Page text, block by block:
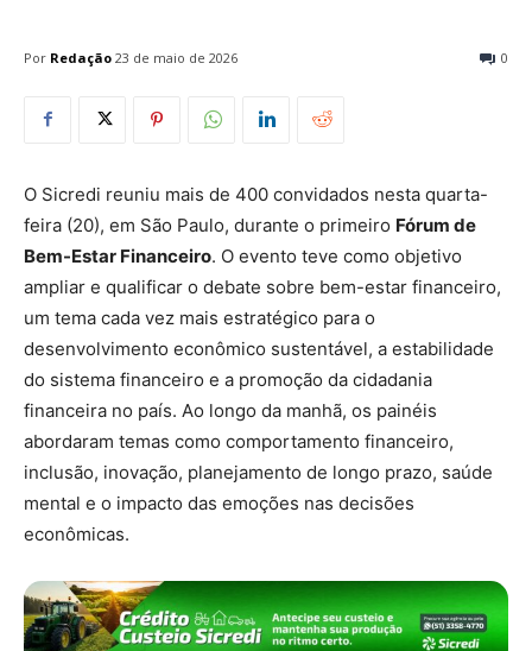
Por Redação 0
23 de maio de 2026
O Sicredi reuniu mais de 400 convidados nesta quarta-
feira (20), em São Paulo, durante o primeiro Fórum de
Bem-Estar Financeiro. O evento teve como objetivo
ampliar e qualificar o debate sobre bem-estar financeiro,
um tema cada vez mais estratégico para o
desenvolvimento econômico sustentável, a estabilidade
do sistema financeiro e a promoção da cidadania
financeira no país. Ao longo da manhã, os painéis
abordaram temas como comportamento financeiro,
inclusão, inovação, planejamento de longo prazo, saúde
mental e o impacto das emoções nas decisões
econômicas.